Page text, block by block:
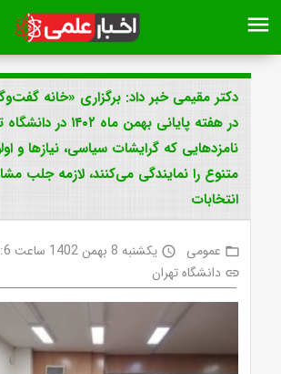
menu
دکتر مقیمی خبر داد: برگزاری «خانه
در هفته پایانی بهمن
نامزدهایی که گرایشات سیاسی، نیازها و
متنوع را نمایندگی می‌کنند، لازمه جلب
انتخابات
folder_open عمومی access_time یکشنبه 8 بهمن 1402 ساعت 8:6
link دانشگاه تهران